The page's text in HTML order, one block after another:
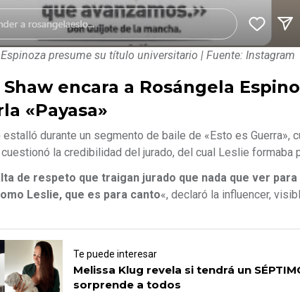
presume su título universitario | Fuente: Instagram
encara a Rosángela
«Payasa»
estalló durante un segmento de baile de «Esto es Guerra»,
cuestionó la credibilidad del jurado, del cual Leslie formaba
de respeto que traigan jurado que nada que ver
Leslie, que es para canto«, declaró la influencer,
Te puede interesar
Melissa Klug revela si tendrá un
sorprende a todos